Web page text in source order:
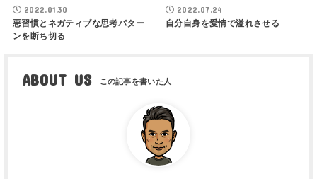
2022.01.30
悪習慣とネガティブな思考パター
ンを断ち切る
2022.07.24
自分自身を愛情で溢れさせる
ABOUT US